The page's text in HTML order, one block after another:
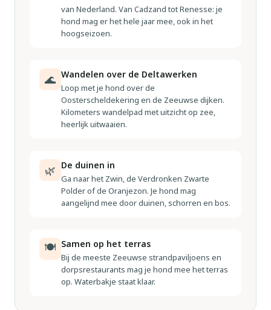
van Nederland. Van Cadzand tot Renesse: je
hond mag er het hele jaar mee, ook in het
hoogseizoen.
🌊 Wandelen over de Deltawerken
Loop met je hond over de
Oosterscheldekering en de Zeeuwse dijken.
Kilometers wandelpad met uitzicht op zee,
heerlijk uitwaaien.
🌿 De duinen in
Ga naar het Zwin, de Verdronken Zwarte
Polder of de Oranjezon. Je hond mag
aangelijnd mee door duinen, schorren en bos.
🍽 Samen op het terras
Bij de meeste Zeeuwse strandpaviljoens en
dorpsrestaurants mag je hond mee het terras
op. Waterbakje staat klaar.